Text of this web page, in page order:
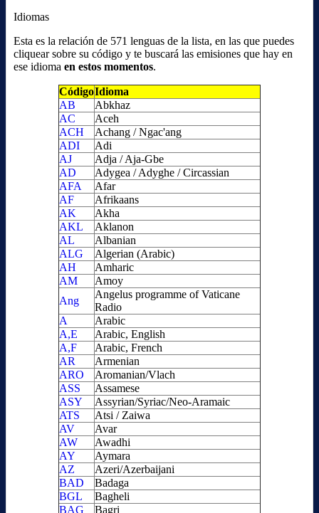
Idiomas
Esta es la relación de 571 lenguas de la lista, en las que puedes
cliquear sobre su código y te buscará las emisiones que hay en
ese idioma en estos momentos.
CódigoIdioma
AB
Abkhaz
AC
Aceh
ACH
Achang / Ngac'ang
ADI
Adi
AJ
Adja / Aja-Gbe
AD
Adygea / Adyghe / Circassian
AFA
Afar
AF
Afrikaans
AK
Akha
AKL
Aklanon
AL
Albanian
ALG
Algerian (Arabic)
AH
Amharic
AM
Amoy
Ang
Angelus programme of Vaticane
Radio
A
Arabic
A,E
Arabic, English
A,F
Arabic, French
AR
Armenian
ARO
Aromanian/Vlach
ASS
Assamese
ASY
Assyrian/Syriac/Neo-Aramaic
ATS
Atsi / Zaiwa
AV
Avar
AW
Awadhi
AY
Aymara
AZ
Azeri/Azerbaijani
BAD
Badaga
BGL
Bagheli
BAG
Bagri